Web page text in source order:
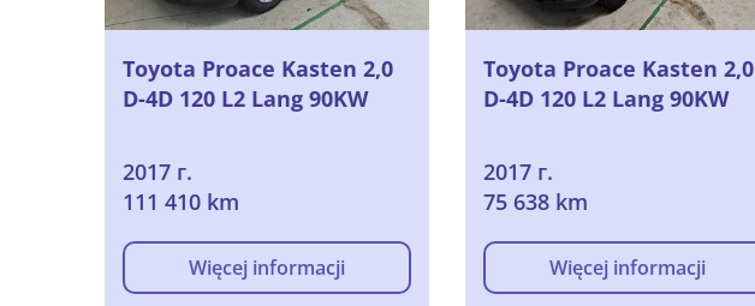
Toyota Proace Kasten 2,0
D-4D 120 L2 Lang 90KW
2017 г.
111 410 km
Więcej informacji
Toyota Proace Kasten 2,0
D-4D 120 L2 Lang 90KW
2017 г.
75 638 km
Więcej informacji